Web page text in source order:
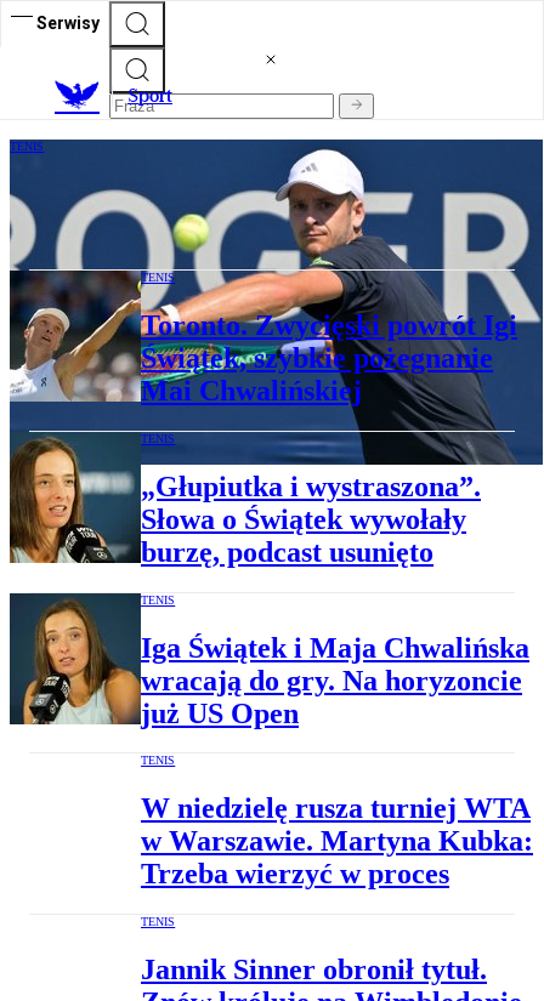
Serwisy
Sport
TENIS
Hurkacz z awansem w Montrealu. Fręch i
Linette odpadły w Toronto
TENIS
Toronto. Zwycięski powrót Igi
Świątek, szybkie pożegnanie
Mai Chwalińskiej
TENIS
„Głupiutka i wystraszona”.
Słowa o Świątek wywołały
burzę, podcast usunięto
TENIS
Iga Świątek i Maja Chwalińska
wracają do gry. Na horyzoncie
już US Open
TENIS
W niedzielę rusza turniej WTA
w Warszawie. Martyna Kubka:
Trzeba wierzyć w proces
TENIS
Jannik Sinner obronił tytuł.